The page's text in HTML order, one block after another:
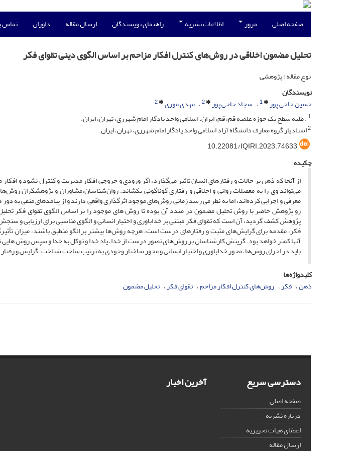
صفحه اصلی مرور اطلاعات نشریه راهنمای نویسندگان ارسال مقاله داوران تماس
تحلیل مضمون اخلاقی در روش‌های کنترل افکار مزاحم بر اساس الگوی دینی تقوای فکر
نوع مقاله : پژوهشی
نویسندگان
حسین حاجی پور
1 سجاد حاجی پور 2 مهدی موری
2
1. طلبه سطح یک حوزه علمیه قم، قم، ایران. اسلامی واحد یادگار امام شهرری، تهران، ایران.
2استادیار گروه معارف دانشگاه آزاد اسلامی واحد یادگار امام شهرری، تهران، ایران.
10.22081/IQIRI.2023.74633
چکیده
از آنجا که ذهن بر حالات و رفتارهای انسان تاثیر می‌گذارد، اگر ورودی و خروجی افکار مدیریت و کنترل نشود و
می‌تواند وی را به معضلات روانی و اخلاقی و رفتاری گوناگونی بکشاند. روان‌شناسان،مشاوران و پژوهشگران
معرفی و اجرایی کرده‌اند، اما به نظر می رسد زمانی روش‌های موجود اثرگذاری واقعی دارند و از پیامدهای منفی به
رو پژوهش حاضر با روش تحلیل مضمون در صدد آن بوده تا روش های موجود را بر اساس الگوی تقوای فکر
پژوهش کشف گردید، آن است که تقوای فکر مبتنی بر خداباوری و اختیار انسانی و الگوی مناسبی برای ارزیابی
فکر، مقدمه برای گرایش‌های مثبت و رفتارهای درست است، هرچه روش‌ها بیشتر بر الگو منطبق باشند، میزان
آنها کمتر خواهد بود. گزینش کارشناسان بر روش‌های تصور درست از خدا، یاد خدا و توکل به خدا و سپس روش هایی
باید در اجرای رو‌ش‌ها، محور خداباوری و اختیار انسانی و محور ساختار وجودی به ترتیب ساحت شناخت، گرایش و
کلیدواژه‌ها
ذهن فکر روش‌های کنترل افکار مزاحم تقوای فکر تحلیل مضمون
دسترسی سریع
صفحه اصلی
درباره نشریه
اعضای هیات تحریریه
ارسال مقاله
آخرین اخبار